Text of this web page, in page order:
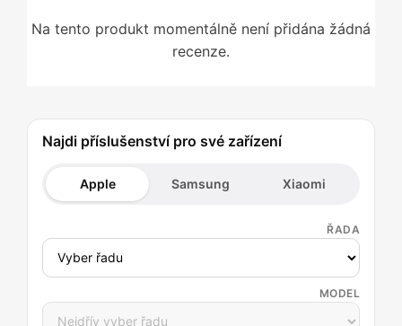
Na tento produkt momentálně není přidána žádná
recenze.
Najdi příslušenství pro své zařízení
Apple Samsung Xiaomi
ŘADA
MODEL